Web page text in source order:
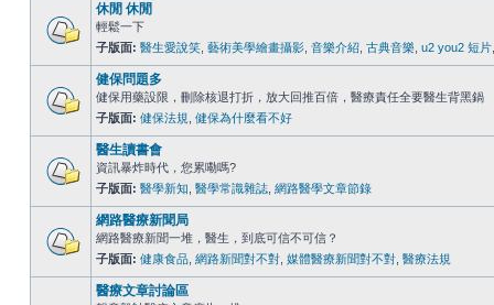
休閒 休閒
輕鬆一下
子版面: 醫生愛說笑 藝術美學繪畫攝影 音樂介紹 古典音樂 u2 you2 短片
健保問題多
健保用藥設限，刪除核退打折，放大回推百倍，醫療責任全要醫生背黑鍋
子版面: 健保法規 健保為什麼看不好
醫生讀書會
資訊暴炸時代，您累嘞嗎?
子版面: 醫學新知 醫學常識雜誌 網路醫學文章節錄
網路醫療新聞局
網路醫療新聞一堆，醫生，到底可信不可信？
子版面: 健康食品 網路新聞對不對 媒體醫療新聞對不對 醫療法規
醫療文章討論區